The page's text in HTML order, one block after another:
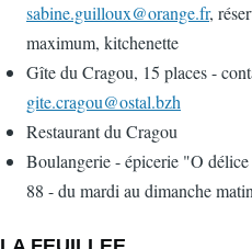
sabine.guilloux@orange.fr,
maximum, kitchenette
Gîte du Cragou, 15 places -
gite.cragou@ostal.bzh
Restaurant du Cragou
Boulangerie - épicerie "O
88 - du mardi au dimanche matin